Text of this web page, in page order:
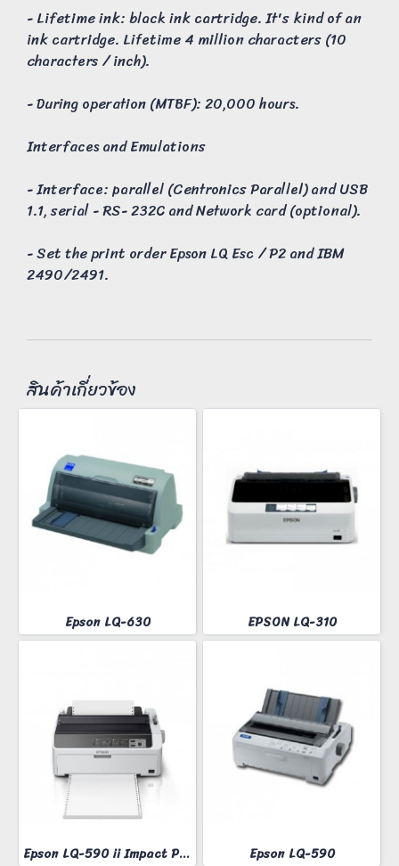
- Lifetime ink: black ink cartridge. It's kind of an
ink cartridge. Lifetime 4 million characters (10
characters / inch).
- During operation (MTBF): 20,000 hours.
Interfaces and Emulations
- Interface: parallel (Centronics Parallel) and USB
1.1, serial - RS- 232C and Network card (optional).
- Set the print order Epson LQ Esc / P2 and IBM
2490/2491.
สินค้าเกี่ยวข้อง
Epson LQ-630 EPSON LQ-310
Epson LQ-590 ii Impact Printer Epson LQ-590